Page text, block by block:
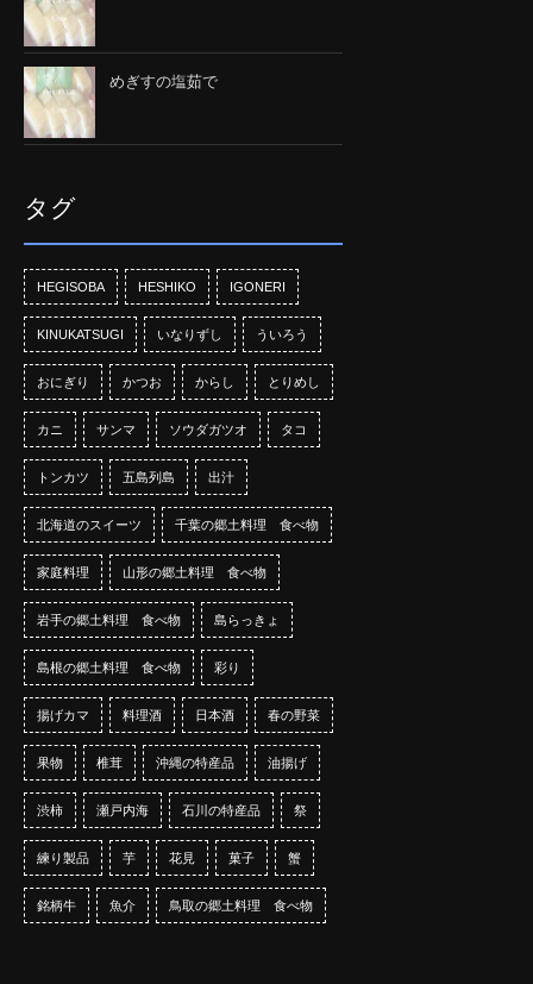
めぎすの塩茹で
タグ
HEGISOBA HESHIKO IGONERI
KINUKATSUGI いなりずし ういろう
おにぎり かつお からし とりめし
カニ サンマ ソウダガツオ タコ
トンカツ 五島列島 出汁
北海道のスイーツ 千葉の郷土料理 食べ物
家庭料理 山形の郷土料理 食べ物
岩手の郷土料理 食べ物 島らっきょ
島根の郷土料理 食べ物 彩り
揚げカマ 料理酒 日本酒 春の野菜
果物 椎茸 沖縄の特産品 油揚げ
渋柿 瀬戸内海 石川の特産品 祭
練り製品 芋 花見 菓子 蟹
銘柄牛 魚介 鳥取の郷土料理 食べ物